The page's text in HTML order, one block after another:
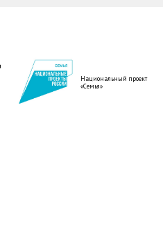
Национальный проект
«Семья»